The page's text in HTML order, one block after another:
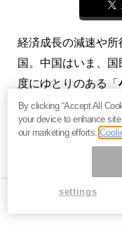
経済成長の減速や
国。中国はいま、
度にゆとりのある「
ることを掲げていま
そこで、今回明らか
国株マーケット&ニ
「一人っ子政
中国市場では育児
By clicking “Accept All
your device to enhance
our marketing efforts.
settings